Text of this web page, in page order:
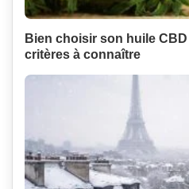
Bien choisir son huile
critères à connaître